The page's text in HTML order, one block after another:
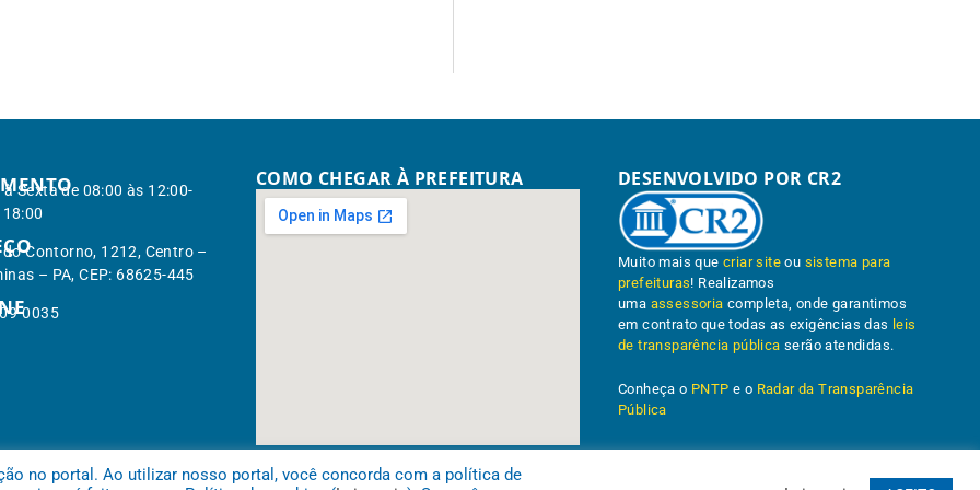
à Sexta de 08:00 às 12:00-
do Contorno, 1212, Centro –
– PA, CEP: 68625-445
0035
COMO CHEGAR À PREFEITURA DESENVOLVIDO POR CR2
Muito mais quecriar site ou sistema para
prefeituras! Realizamos
uma assessoria completa, onde garantimos
em contrato que todas as exigências das leis
de transparência pública serão atendidas.
Conheça o PNTP e o Radar da Transparência
Pública
no portal. Ao utilizar nosso portal, você concorda com a política de